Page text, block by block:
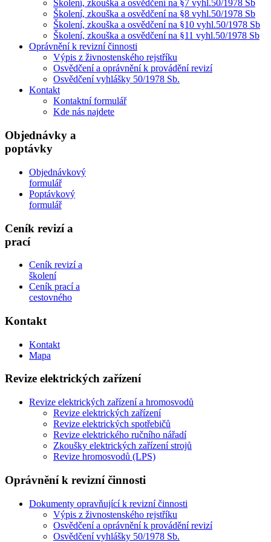
Školení, zkouška a osvědčení na §7 vyhl.50/1978 Sb
Školení, zkouška a osvědčení na §8 vyhl.50/1978 Sb
Školení, zkouška a osvědčení na §10 vyhl.50/1978 Sb
Školení, zkouška a osvědčení na §11 vyhl.50/1978 Sb
Oprávnění k revizní činnosti
Výpis z živnostenského rejstříku
Osvědčení a oprávnění k provádění revizí
Osvědčení vyhlášky 50/1978 Sb.
Kontakt
Kontaktní formulář
Kde nás najdete
Objednávky a
poptávky
Objednávkový
formulář
Poptávkový
formulář
Ceník revizí a
prací
Ceník revizí a
školení
Ceník prací a
cestovného
Kontakt
Kontakt
Mapa
Revize elektrických zařízení
Revize elektrických zařízení a hromosvodů
Revize elektrických zařízení
Revize elektrických spotřebičů
Revize elektrického ručního nářadí
Zkoušky elektrických zařízení strojů
Revize hromosvodů (LPS)
Oprávnění k revizní činnosti
Dokumenty opravňující k revizní činnosti
Výpis z živnostenského rejstříku
Osvědčení a oprávnění k provádění revizí
Osvědčení vyhlášky 50/1978 Sb.